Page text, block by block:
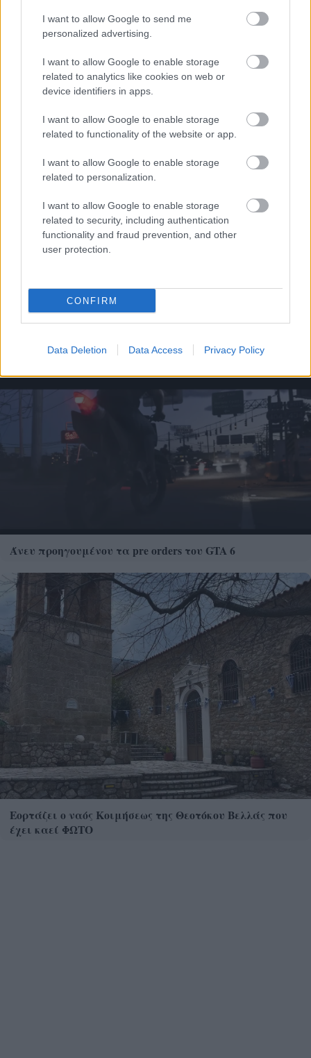
I want to allow Google to send me
personalized advertising.
I want to allow Google to enable storage
related to analytics like cookies on web or
device identifiers in apps.
I want to allow Google to enable storage
related to functionality of the website or app.
I want to allow Google to enable storage
related to personalization.
I want to allow Google to enable storage
related to security, including authentication
functionality and fraud prevention, and other
user protection.
CONFIRM
Data Deletion Data Access Privacy Policy
Ο εορτασμός της Μεταμορφώσεως του Σωτήρος στην
Βαλιμή ΦΩΤΟ
Ξηροί καρποί: Τι συμβαίνει στο σώμα όταν τρώτε
Άνευ προηγουμένου τα pre orders του GTA 6
Εορτάζει ο ναός Κοιμήσεως της Θεοτόκου Βελλάς που
έχει καεί ΦΩΤΟ